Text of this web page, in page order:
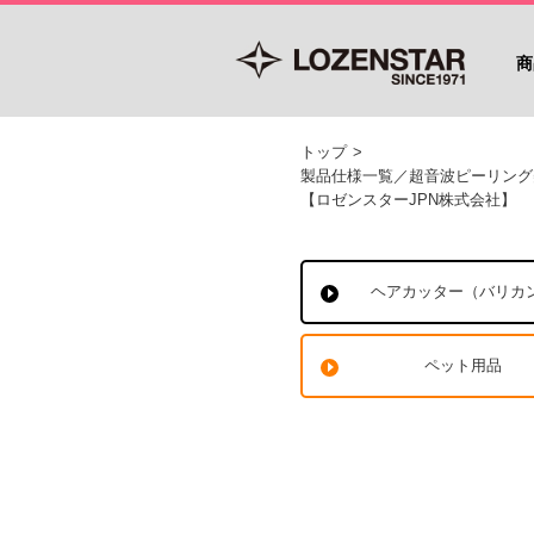
トップ >
製品仕様一覧／超音波ピーリン
【ロゼンスターJPN株式会社】
ヘアカッター（バリカ
ペット用品